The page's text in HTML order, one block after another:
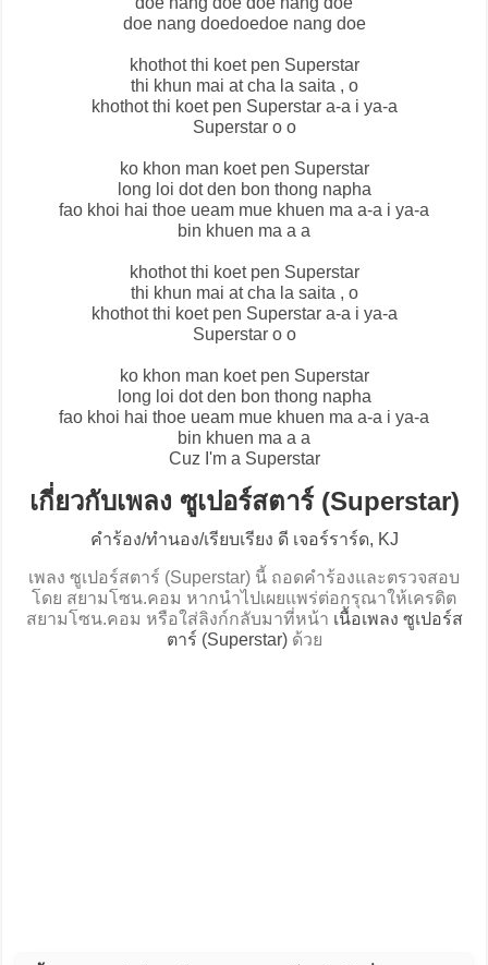
doe nang doedoedoe nang doe
khothot thi koet pen Superstar
thi khun mai at cha la saita , o
khothot thi koet pen Superstar a-a i ya-a
Superstar o o
ko khon man koet pen Superstar
long loi dot den bon thong napha
fao khoi hai thoe ueam mue khuen ma a-a i ya-a
bin khuen ma a a
khothot thi koet pen Superstar
thi khun mai at cha la saita , o
khothot thi koet pen Superstar a-a i ya-a
Superstar o o
ko khon man koet pen Superstar
long loi dot den bon thong napha
fao khoi hai thoe ueam mue khuen ma a-a i ya-a
bin khuen ma a a
Cuz I'm a Superstar
เกี่ยวกับเพลง ซูเปอร์สตาร์ (Superstar)
คำร้อง/ทำนอง/เรียบเรียง ดี เจอร์ราร์ด, KJ
เพลง ซูเปอร์สตาร์ (Superstar) นี้ ถอดคำร้องและตรวจสอบ
โดย สยามโซน.คอม หากนำไปเผยแพร่ต่อกรุณาให้เครดิต
สยามโซน.คอม หรือใส่ลิงก์กลับมาที่หน้า เนื้อเพลง ซูเปอร์ส
ตาร์ (Superstar)ด้วย